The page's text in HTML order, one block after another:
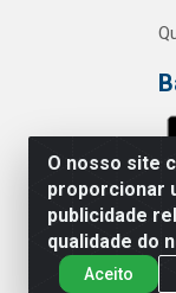
O nosso site
proporcionar
publicidade
qualidade do
Aceito